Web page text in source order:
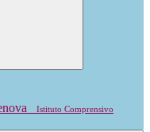
Istituto Comprensivo